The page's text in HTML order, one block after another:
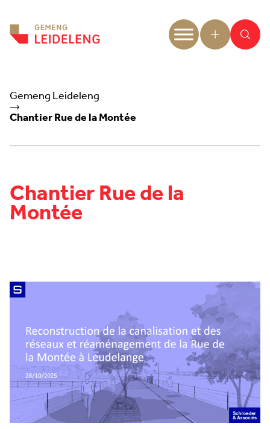
Gemeng Leideleng
Chantier Rue de la Montée
Chantier Rue de la
Montée